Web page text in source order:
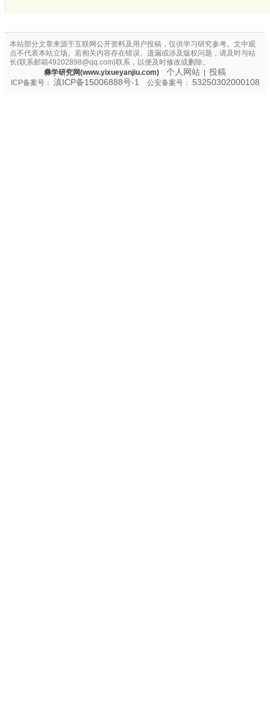
本站部分文章来源于互联网公开资料及用户投稿，仅供学习研究参考。文中观
点不代表本站立场。若相关内容存在错误、遗漏或涉及版权问题，请及时与站
长(联系邮箱49202898@qq.com)联系，以便及时修改或删除。
彝学研究网(www.yixueyanjiu.com)
个人网站 投稿
ICP备案号： 滇ICP备15006888号-1 公安备案号： 53250302000108